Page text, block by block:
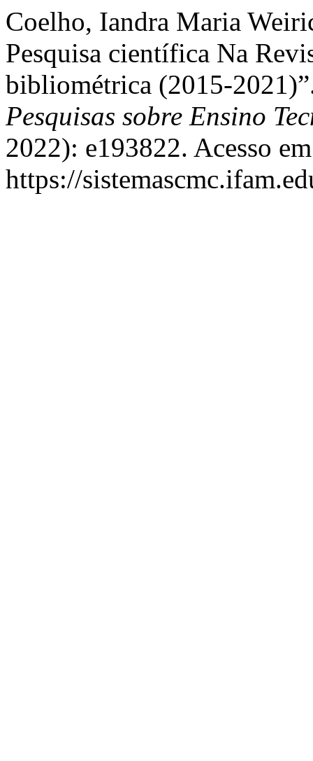
Coelho, Iandra Maria
Pesquisa científica Na
bibliométrica (2015-
Pesquisas sobre Ensino
2022): e193822. Acesso
https://